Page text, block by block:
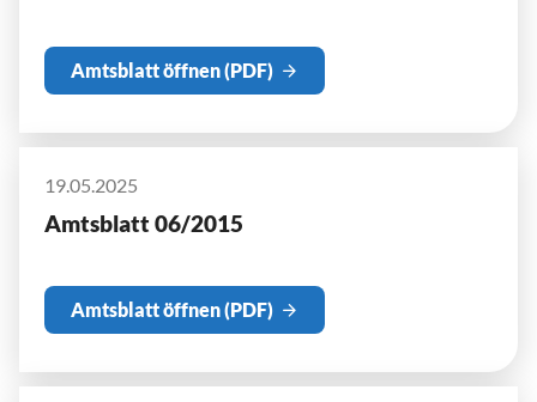
Amtsblatt öffnen (PDF)
19.05.2025
Amtsblatt 06/2015
Amtsblatt öffnen (PDF)